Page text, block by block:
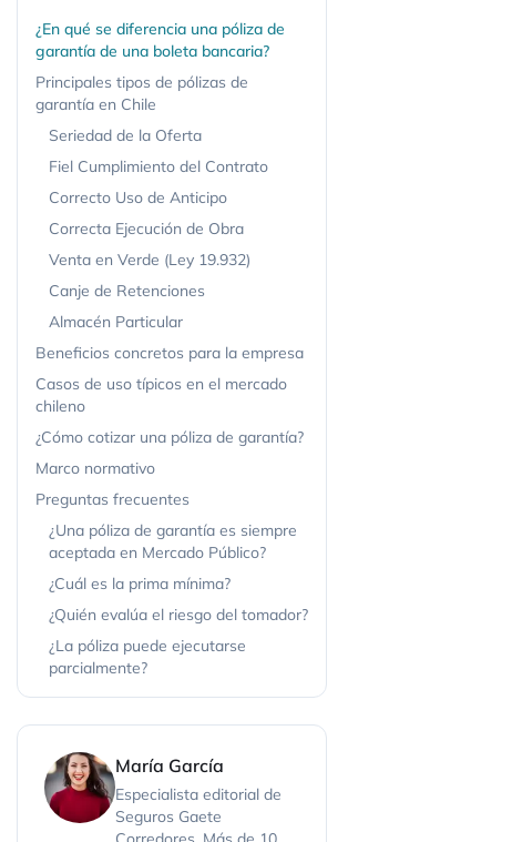
¿En qué se diferencia una póliza de
garantía de una boleta bancaria?
Principales tipos de pólizas de
garantía en Chile
Seriedad de la Oferta
Fiel Cumplimiento del Contrato
Correcto Uso de Anticipo
Correcta Ejecución de Obra
Venta en Verde (Ley 19.932)
Canje de Retenciones
Almacén Particular
Beneficios concretos para la empresa
Casos de uso típicos en el mercado
chileno
¿Cómo cotizar una póliza de garantía?
Marco normativo
Preguntas frecuentes
¿Una póliza de garantía es siempre
aceptada en Mercado Público?
¿Cuál es la prima mínima?
¿Quién evalúa el riesgo del tomador?
¿La póliza puede ejecutarse
parcialmente?
María García
Especialista editorial de
Seguros Gaete